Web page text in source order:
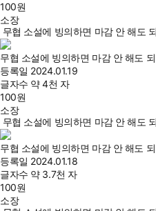
100원
소장
무협 소설에 빙의하면 마감 안 해도
무협 소설에 빙의하면 마감 안 해도
등록일 2024.01.19
글자수 약 4천 자
100원
소장
무협 소설에 빙의하면 마감 안 해도
무협 소설에 빙의하면 마감 안 해도
등록일 2024.01.18
글자수 약 3.7천 자
100원
소장